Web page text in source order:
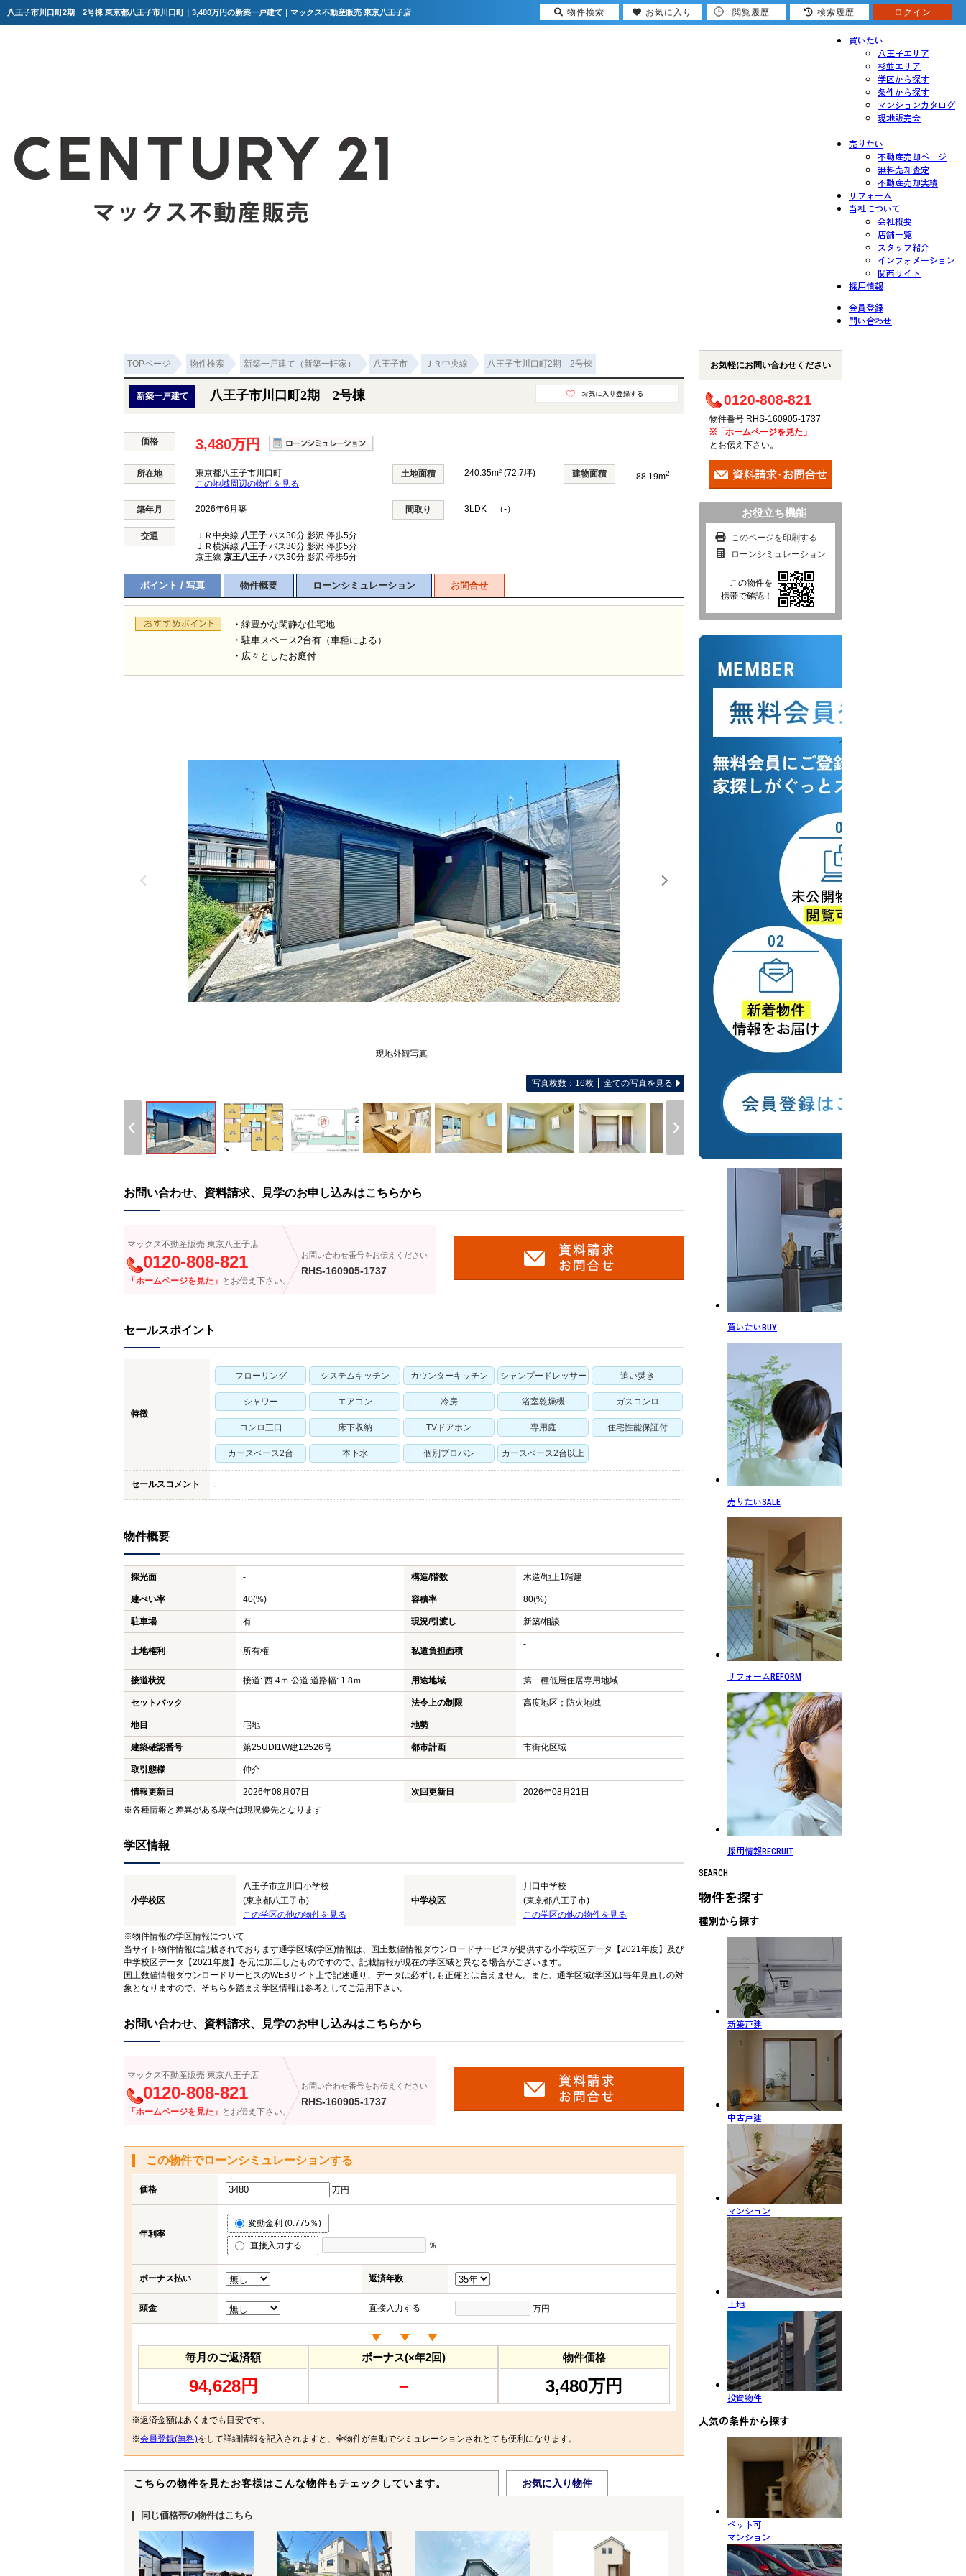
八王子市川口町2期 2号棟 東京都八王子市川口町｜3,480万円の新築一戸建て｜マックス不動産販売 東京八王子店
買いたい
八王子エリア
杉並エリア
学区から探す
条件から探す
マンションカタログ
現地販売会
売りたい
不動産売却ページ
無料売却査定
不動産売却実績
リフォーム
当社について
会社概要
店舗一覧
スタッフ紹介
インフォメーション
関西サイト
採用情報
会員登録
問い合わせ
TOPページ 物件検索 新築一戸建て（新築一軒家） 八王子市 ＪＲ中央線 八王子市川口町2期 2号棟
新築一戸建て 八王子市川口町2期 2号棟
価格 3,480万円
所在地
東京都八王子市川口町
この地域周辺の物件を見る
土地面積 240.35m² (72.7坪) 建物面積 88.19m2
築年月 2026年6月築 間取り 3LDK （-）
交通 ＪＲ中央線 八王子 バス30分 影沢 停歩5分
ＪＲ横浜線 八王子 バス30分 影沢 停歩5分
京王線 京王八王子 バス30分 影沢 停歩5分
ポイント / 写真 物件概要 ローンシミュレーション お問合せ
・緑豊かな閑静な住宅地
・駐車スペース2台有（車種による）
・広々としたお庭付
現地外観写真 -
写真枚数：16枚 全ての写真を見る
お問い合わせ、資料請求、見学のお申し込みはこちらから
マックス不動産販売 東京八王子店
0120-808-821
「ホームページを見た」 とお伝え下さい。
お問い合わせ番号をお伝えください
RHS-160905-1737
セールスポイント
特徴
フローリング システムキッチン カウンターキッチン シャンプードレッサー 追い焚き
シャワー エアコン 冷房 浴室乾燥機 ガスコンロ
コンロ三口 床下収納 TVドアホン 専用庭 住宅性能保証付
カースペース2台 本下水 個別プロパン カースペース2台以上
セールスコメント -
物件概要
採光面 - 構造/階数 木造/地上1階建
建ぺい率 40(%) 容積率 80(%)
駐車場 有 現況/引渡し 新築/相談
土地権利 所有権 私道負担面積
-
接道状況 接道: 西 4ｍ 公道 道路幅: 1.8ｍ 用途地域 第一種低層住居専用地域
セットバック - 法令上の制限 高度地区；防火地域
地目 宅地 地勢
建築確認番号 第25UDI1W建12526号 都市計画 市街化区域
取引態様 仲介
情報更新日 2026年08月07日 次回更新日
2026年08月21日
※各種情報と差異がある場合は現況優先となります
学区情報
小学校区
八王子市立川口小学校
(東京都八王子市)
この学区の他の物件を見る
中学校区
川口中学校
(東京都八王子市)
この学区の他の物件を見る
※物件情報の学区情報について
当サイト物件情報に記載されております通学区域(学区)情報は、国土数値情報ダウンロードサービスが提供する小学校区データ【2021年度】及び
中学校区データ【2021年度】を元に加工したものですので、記載情報が現在の学区域と異なる場合がございます。
国土数値情報ダウンロードサービスのWEBサイト上で記述通り、データは必ずしも正確とは言えません。また、通学区域(学区)は毎年見直しの対
象となりますので、そちらを踏まえ学区情報は参考としてご活用下さい。
お問い合わせ、資料請求、見学のお申し込みはこちらから
マックス不動産販売 東京八王子店
0120-808-821
「ホームページを見た」 とお伝え下さい。
お問い合わせ番号をお伝えください
RHS-160905-1737
この物件でローンシミュレーションする
価格 万円
年利率
変動金利 (0.775％)
直接入力する ％
ボーナス払い 返済年数
頭金 直接入力する 万円
毎月のご返済額
94,628円
ボーナス(×年2回)
－
物件価格
3,480万円
※返済金額はあくまでも目安です。
※会員登録(無料)をして詳細情報を記入されますと、全物件が自動でシミュレーションされとても便利になります。
こちらの物件を見たお客様はこんな物件もチェックしています。 お気に入り物件
同じ価格帯の物件はこちら
お気軽にお問い合わせください
0120-808-821
物件番号 RHS-160905-1737
※「ホームページを見た」
とお伝え下さい。
お役立ち機能
このページを印刷する
ローンシミュレーション
この物件を
携帯で確認！
買いたい BUY
売りたいSALE
リフォーム REFORM
採用情報 RECRUIT
SEARCH
物件を探す
種別から探す
新築戸建
中古戸建
マンション
土地
投資物件
人気の条件から探す
ペット可
マンション
物件検索 お気に入り 閲覧履歴 検索履歴 ログイン